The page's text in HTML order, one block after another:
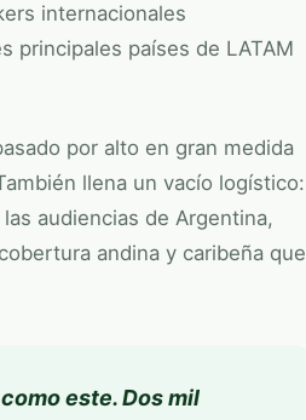
internacionales
principales países de LATAM
por alto en gran medida
llena un vacío logístico:
audiencias de Argentina,
andina y caribeña que
este. Dos mil